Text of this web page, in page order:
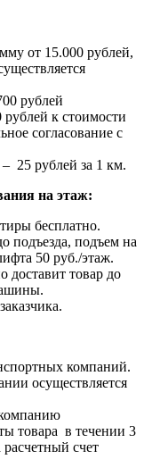
от 15.000 рублей,
рублей
к стоимости
согласование с
– 25 рублей за 1 км.
на этаж:
бесплатно.
подъезда, подъем на
50 руб./этаж.
доставит товар до
компаний.
осуществляется
товара в течении 3
счет